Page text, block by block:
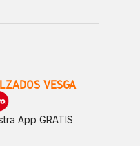
VESGA
App GRATIS